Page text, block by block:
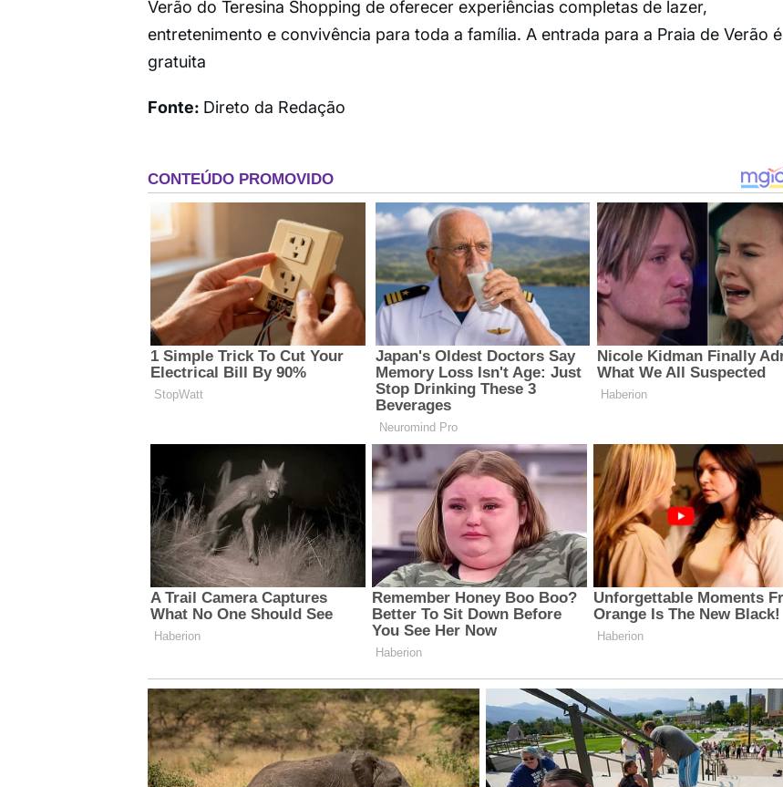
Verão do Teresina Shopping de oferecer experiências completas de lazer,
entretenimento e convivência para toda a família. A entrada para a Praia de Verão é
gratuita
Fonte: Direto da Redação